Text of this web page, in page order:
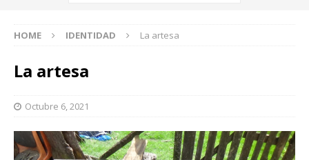
HOME IDENTIDAD La artesa
La artesa
Octubre 6, 2021